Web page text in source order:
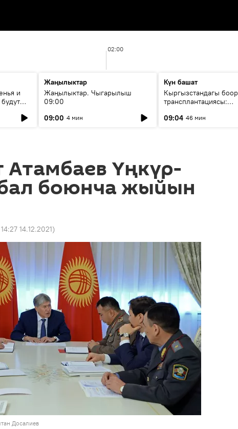
02:00
и
Жаңылыктар
Жаңылыктар. Чыгарылыш
09:00
09:00 4 мин
Күн башат
Кыргызстандагы боор
трансплантациясы:
келечеги
09:04 46 мин
Атамбаев Үңкүр-
боюнча жыйын
14:27 14.12.2021)
Досалиев